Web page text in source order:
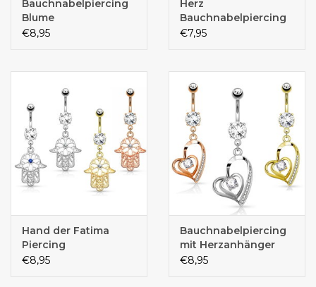
Bauchnabelpiercing
Blume
€8,95
Herz
Bauchnabelpiercing
€7,95
Hand der Fatima
Piercing
€8,95
Bauchnabelpiercing
mit Herzanhänger
€8,95